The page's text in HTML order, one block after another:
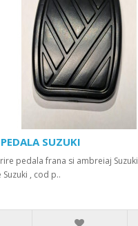
SUZUKI
pedala frana si ambreiaj Suzuki
, cod p..